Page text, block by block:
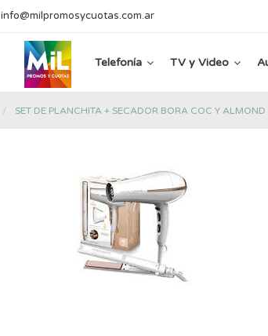
info@milpromosycuotas.com.ar
Telefonía TV y Video
SET DE PLANCHITA + SECADOR BORA COC Y ALMOND